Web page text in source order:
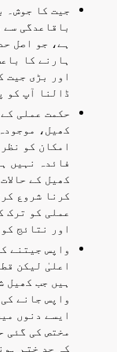
جیت کا جوش۔
باقاعدگی
ہے، جو اصل
ہارنے کا
اور بڑی جیت
ڈالنا آپ کو
حکمت عملی
کھیل،
امکان کو
فائدہ نہیں
کھیل کے
کرنا شروع
عملی کو ترک
اور نتائج
اعلیٰ لیکن
ہیں جب کھیل
واپس جانے
ایسے دنوں
مختص کی گئی
کہ حد ختم